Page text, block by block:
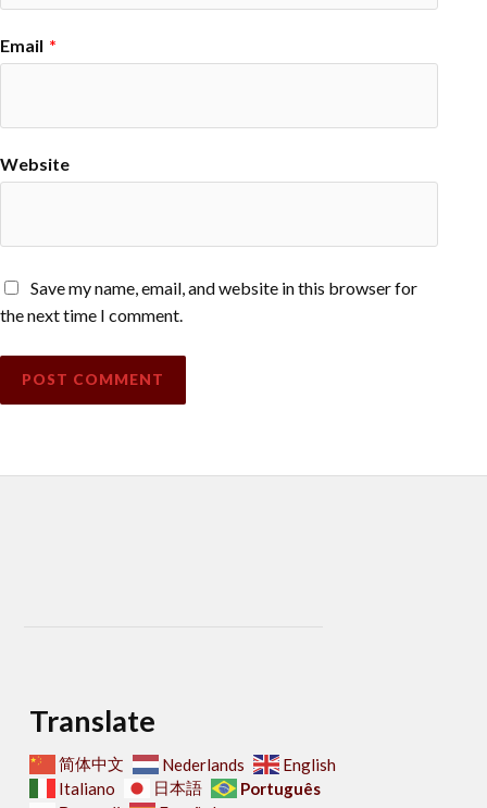
Email *
Website
Save my name, email, and website in this browser for
the next time I comment.
Translate
简体中文 Nederlands
English
Italiano
日本語
Português